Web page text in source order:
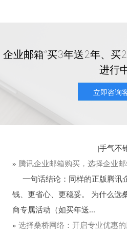
企业邮箱“买3年送2年、买
进行
立即咨询
|手气不
» 腾讯企业邮箱购买，选择企业
一句话结论：同样的正版腾讯
钱、更省心、更稳妥。 为什么选
商专属活动（如买年送...
» 选择桑桥网络：开启专业优惠